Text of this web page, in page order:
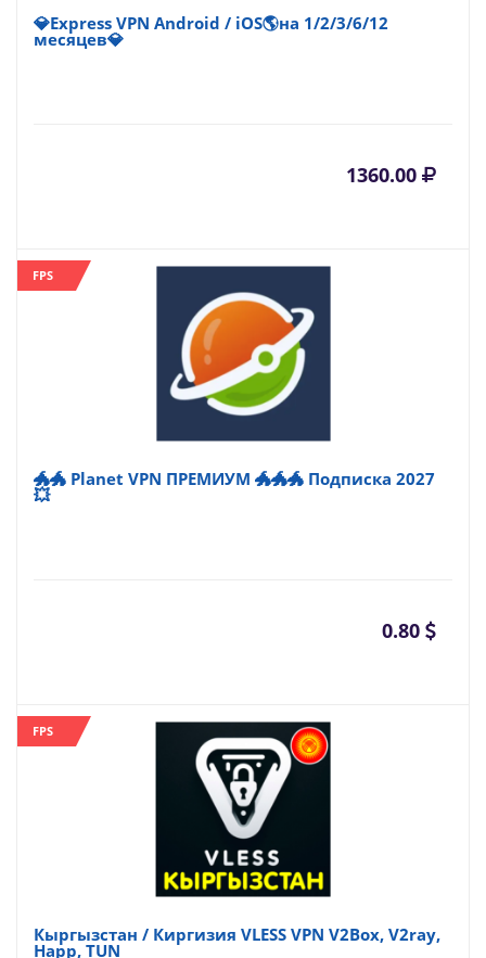
💎Express VPN Android / iOS🌎на 1/2/3/6/12
месяцев💎
1360.00
FPS
🐲🐲 Planet VPN ПРЕМИУМ 🐲🐲🐲 Подписка 2027
💥
0.80
FPS
Кыргызстан / Киргизия VLESS VPN V2Box, V2ray,
Happ, TUN